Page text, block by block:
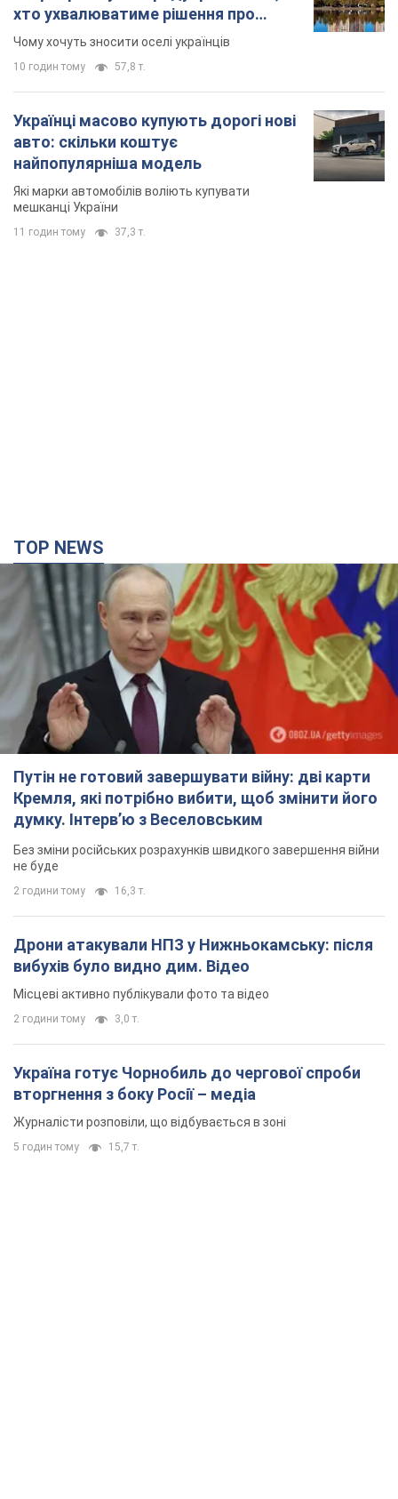
10 годин тому 57,8 т.
Українці масово купують дорогі нові
Які марки автомобілів воліють купувати
мешканці України
11 годин тому
Путін не готовий завершувати війну: дві карти
Кремля, які потрібно вибити, щоб змінити його
Без зміни російських розрахунків швидкого завершення війни
не буде
Дрони атакували НПЗ у Нижньокамську: після
Місцеві активно публікували фото та відео
2 години тому 3,0 т.
Україна готує Чорнобиль до чергової спроби
Журналісти розповіли, що відбувається в зоні
5 годин тому 15,7 т.